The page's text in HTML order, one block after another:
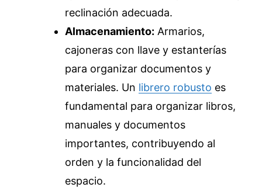
reclinación adecuada.
Almacenamiento: Armarios,
cajoneras con llave y estanterías
para organizar documentos y
materiales. Un librero robusto es
fundamental para organizar libros,
manuales y documentos
importantes, contribuyendo al
orden y la funcionalidad del
espacio.